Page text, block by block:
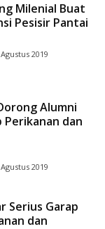
Milenial Buat
Pesisir Pantai
2019
Alumni
dan
2019
Serius Garap
dan